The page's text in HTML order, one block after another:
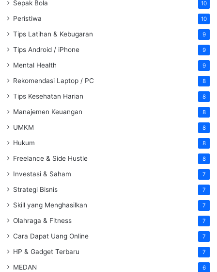
Sepak Bola 10
Peristiwa 10
Tips Latihan & Kebugaran 9
Tips Android / iPhone 9
Mental Health 9
Rekomendasi Laptop / PC 8
Tips Kesehatan Harian 8
Manajemen Keuangan 8
UMKM 8
Hukum 8
Freelance & Side Hustle 8
Investasi & Saham 7
Strategi Bisnis 7
Skill yang Menghasilkan 7
Olahraga & Fitness 7
Cara Dapat Uang Online 7
HP & Gadget Terbaru 7
MEDAN 6